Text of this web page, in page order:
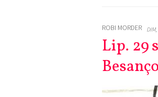
ROBI MORDER
Lip. 29